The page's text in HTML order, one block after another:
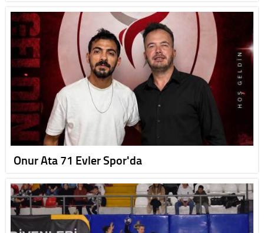
Onur Ata 71 Evler Spor'da